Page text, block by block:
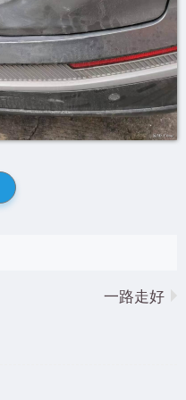
一路走好